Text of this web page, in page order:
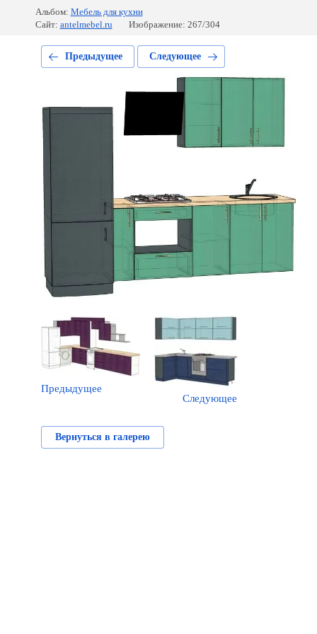
Альбом: Мебель для кухни
Сайт: antelmebel.ru Изображение: 267/304
Предыдущее Следующее
Предыдущее
Следующее
Вернуться в галерею